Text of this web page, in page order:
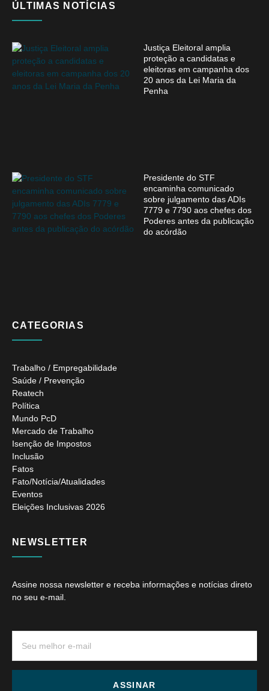
ÚLTIMAS NOTÍCIAS
Justiça Eleitoral amplia
proteção a candidatas e
eleitoras em campanha dos
20 anos da Lei Maria da
Penha
Presidente do STF
encaminha comunicado
sobre julgamento das ADIs
7779 e 7790 aos chefes dos
Poderes antes da publicação
do acórdão
CATEGORIAS
Trabalho / Empregabilidade
Saúde / Prevenção
Reatech
Política
Mundo PcD
Mercado de Trabalho
Isenção de Impostos
Inclusão
Fatos
Fato/Notícia/Atualidades
Eventos
Eleições Inclusivas 2026
NEWSLETTER
Assine nossa newsletter e receba informações e notícias direto
no seu e-mail.
ASSINAR